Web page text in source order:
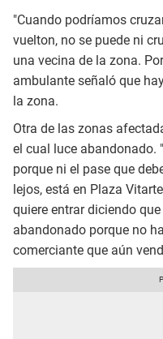
"Cuando podríamos
vuelton, no se puede ni
una vecina de la zona.
ambulante señaló que
la zona.
Otra de las zonas
el cual luce abandonado.
porque ni el pase que
lejos, está en Plaza
quiere entrar diciendo
abandonado porque no
comerciante que aún